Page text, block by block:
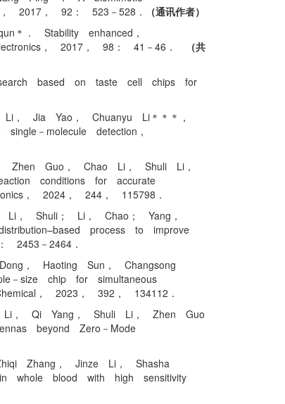
2017， 92： 523－528．
（通讯作者）
＊． Stability enhanced，
， 2017， 98： 41－46．
（共
based on taste cell chips for
Jia Yao， Chuanyu Li＊＊＊，
－molecule detection，
Zhen Guo， Chao Li， Shuli Li，
conditions for accurate
， 2024， 244， 115798．
Li， Shuli； Li， Chao； Yang，
process to improve
－2464．
， Haoting Sun， Changsong
－size chip for simultaneous
， 2023， 392， 134112．
， Qi Yang， Shuli Li， Zhen Guo
beyond Zero－Mode
Zhang， Jinze Li， Shasha
whole blood with high sensitivity